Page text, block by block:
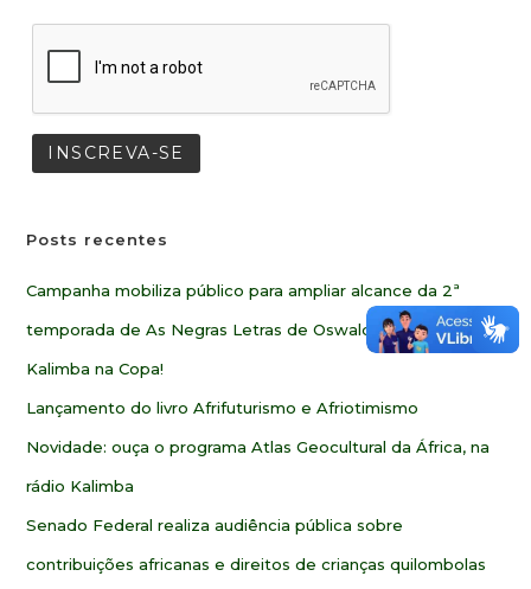
Posts recentes
Campanha mobiliza público para ampliar alcance da 2ª
temporada de As Negras Letras de Oswaldo de Camargo
Kalimba na Copa!
Lançamento do livro Afrifuturismo e Afriotimismo
Novidade: ouça o programa Atlas Geocultural da África, na
rádio Kalimba
Senado Federal realiza audiência pública sobre
contribuições africanas e direitos de crianças quilombolas